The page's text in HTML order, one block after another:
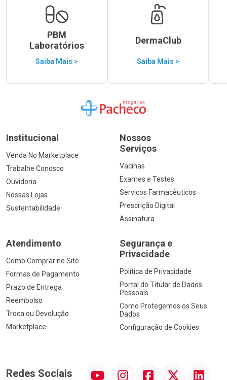
PBM
Laboratórios
Saiba Mais >
DermaClub
Saiba Mais >
Ir para a Home
Institucional
Venda No Marketplace
Trabalhe Conosco
Ouvidoria
Nossas Lojas
Sustentabilidade
Nossos
Serviços
Vacinas
Exames e Testes
Serviços Farmacêuticos
Prescrição Digital
Assinatura
Atendimento
Como Comprar no Site
Formas de Pagamento
Prazo de Entrega
Reembolso
Troca ou Devolução
Marketplace
Segurança e
Privacidade
Política de Privacidade
Portal do Titular de Dados
Pessoais
Como Protegemos os Seus
Dados
Configuração de Cookies
Redes Sociais InstagramFacebook Linkedin